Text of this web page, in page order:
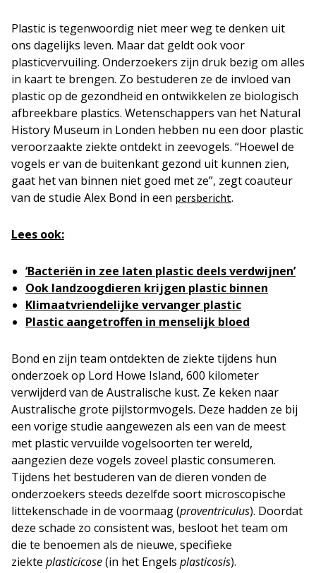
Plastic is tegenwoordig niet meer weg te denken uit
ons dagelijks leven. Maar dat geldt ook voor
plasticvervuiling. Onderzoekers zijn druk bezig om alles
in kaart te brengen. Zo bestuderen ze de invloed van
plastic op de gezondheid en ontwikkelen ze biologisch
afbreekbare plastics. Wetenschappers van het Natural
History Museum in Londen hebben nu een door plastic
veroorzaakte ziekte ontdekt in zeevogels. “Hoewel de
vogels er van de buitenkant gezond uit kunnen zien,
gaat het van binnen niet goed met ze”, zegt coauteur
van de studie Alex Bond in een persbericht.
Lees ook:
‘Bacteriën in zee laten plastic deels verdwijnen’
Ook landzoogdieren krijgen plastic binnen
Klimaatvriendelijke vervanger plastic
Plastic aangetroffen in menselijk bloed
Bond en zijn team ontdekten de ziekte tijdens hun
onderzoek op Lord Howe Island, 600 kilometer
verwijderd van de Australische kust. Ze keken naar
Australische grote pijlstormvogels. Deze hadden ze bij
een vorige studie aangewezen als een van de meest
met plastic vervuilde vogelsoorten ter wereld,
aangezien deze vogels zoveel plastic consumeren.
Tijdens het bestuderen van de dieren vonden de
onderzoekers steeds dezelfde soort microscopische
littekenschade in de voormaag (proventriculus). Doordat
deze schade zo consistent was, besloot het team om
die te benoemen als de nieuwe, specifieke
ziekte plasticicose(in het Engels plasticosis).